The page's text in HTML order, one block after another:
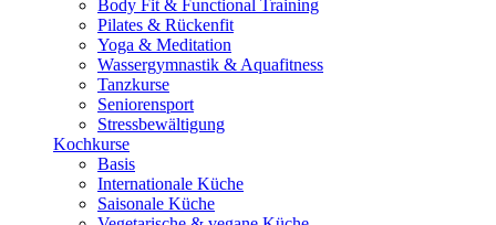
Body Fit & Functional Training
Pilates & Rückenfit
Yoga & Meditation
Wassergymnastik & Aquafitness
Tanzkurse
Seniorensport
Stressbewältigung
Kochkurse
Basis
Internationale Küche
Saisonale Küche